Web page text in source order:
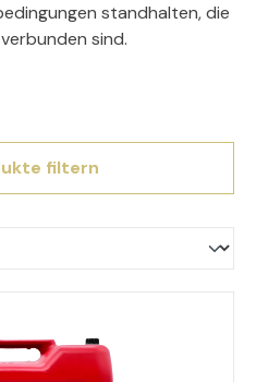
standhalten, die
sind.
filtern